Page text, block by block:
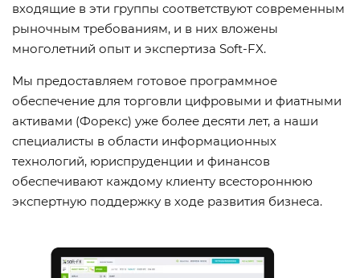
входящие в эти группы соответствуют современным
рыночным требованиям, и в них вложены
многолетний опыт и экспертиза Soft-FX.
Мы предоставляем готовое программное
обеспечение для торговли цифровыми и фиатными
активами (Форекс) уже более десяти лет, а наши
специалисты в области информационных
технологий, юриспруденции и финансов
обеспечивают каждому клиенту всестороннюю
экспертную поддержку в ходе развития бизнеса.